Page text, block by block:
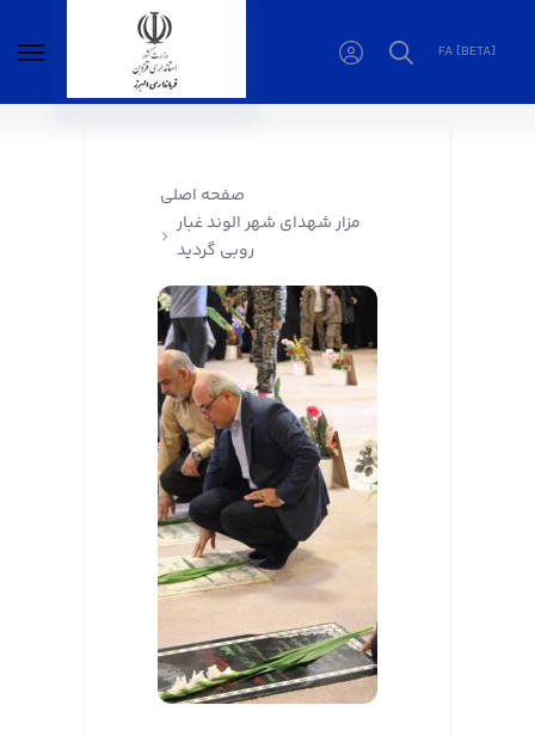
FA [BETA]
صفحه اصلی
مزار شهدای شهر الوند غبار
روبی گردید